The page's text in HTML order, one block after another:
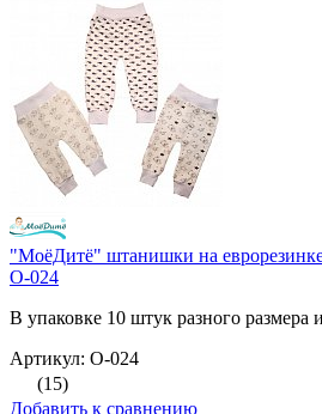
"МоёДитё" штанишки на
О-024
В упаковке 10 штук разного размера
Артикул: О-024
(15)
Добавить к сравнению